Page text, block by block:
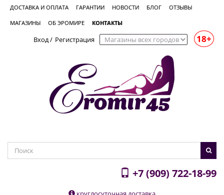
ДОСТАВКА И ОПЛАТА ГАРАНТИИ НОВОСТИ БЛОГ ОТЗЫВЫ
МАГАЗИНЫ ОБ ЭРОМИРЕ КОНТАКТЫ
Вход/ Регистрация 18+
+7 (909) 722-18-99